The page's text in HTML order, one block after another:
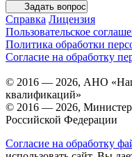
Задать вопрос
Справка Лицензия
Пользовательское
Политика обработки
Согласие на обработку
© 2016 — 2026, АНО
квалификаций»
© 2016 — 2026,
Российской Федерации
Согласие на обработку